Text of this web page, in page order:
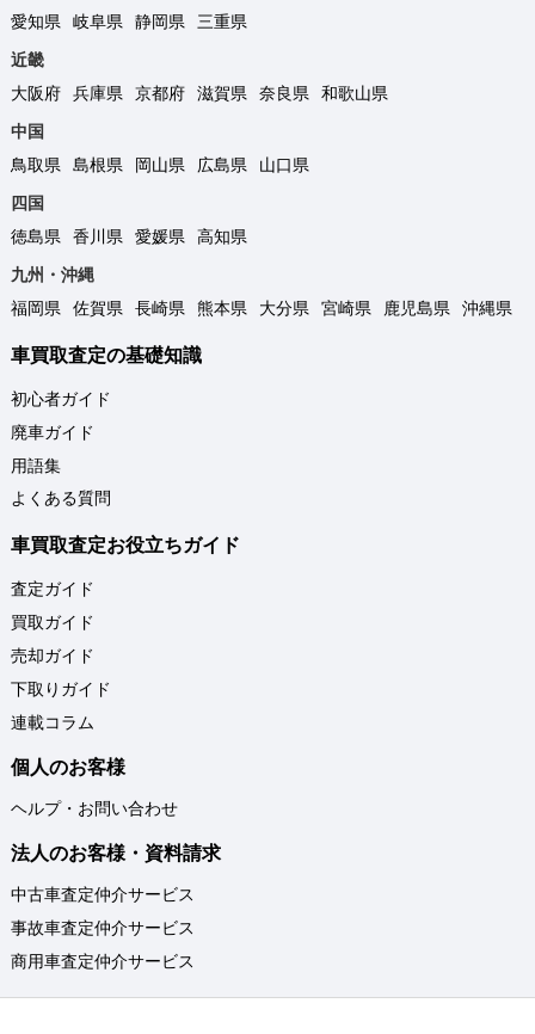
愛知県
岐阜県 静岡県
三重県
近畿
大阪府
兵庫県 京都府 滋賀県 奈良県
和歌山県
中国
鳥取県
島根県 岡山県 広島県
山口県
四国
徳島県
香川県 愛媛県
高知県
九州・沖縄
福岡県
佐賀県 長崎県 熊本県 大分県 宮崎県 鹿児島県 沖縄県
車買取査定の基礎知識
初心者ガイド
廃車ガイド
用語集
よくある質問
車買取査定お役立ちガイド
査定ガイド
買取ガイド
売却ガイド
下取りガイド
連載コラム
個人のお客様
ヘルプ・お問い合わせ
法人のお客様・資料請求
中古車査定仲介サービス
事故車査定仲介サービス
商用車査定仲介サービス